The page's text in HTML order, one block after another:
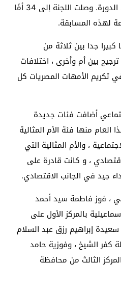
للمرشحين ، حتى تاريخ انتهاء الدورة. وصلت اللجنة إلى 34 أمًا
لهذه المسابقة.
جدا بين ثلاثة من
بين أم وأخرى ، اختلافات
تكريم الأمهات المصريات كل
أضافت فئات جديدة
العام منها فئة الأم المثالية
، والأم المثالية التي
، و كانت قادرة على
جيد في الجانب الاقتصادي.
، فوز فاطمة سيد أحمد
بالمركز الأول على
إبراهيم رزق عبد السلام
كفر الشيخ ، وفوزية حامد
الثالث من محافظة